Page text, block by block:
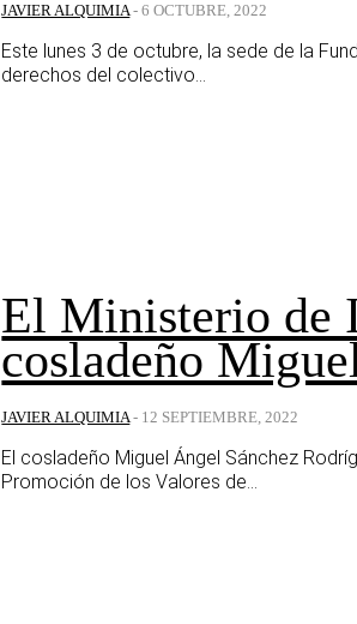
JAVIER ALQUIMIA - 6 OCTUBRE, 2022
Este lunes 3 de octubre, la sede de la
derechos del colectivo...
El Ministerio de
cosladeño
JAVIER ALQUIMIA - 12 SEPTIEMBRE, 2022
El cosladeño Miguel Ángel Sánchez
Promoción de los Valores de...